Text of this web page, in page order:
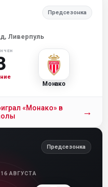
Предсезонка
Ливерпуль
Монако
«Монако» в
→
Предсезонка
АВГУСТА